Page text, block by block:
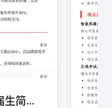
产品经理（投放方向）/互联网/IT/应届生简历模板